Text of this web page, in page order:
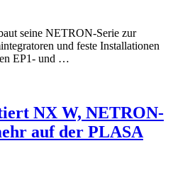
seine NETRON-Serie zur
und feste Installationen
EP1- und …
NX W, NETRON-
auf der PLASA